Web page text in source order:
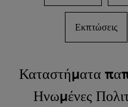
Εκπτώσεις
Καταστήματα
Ηνωμένες